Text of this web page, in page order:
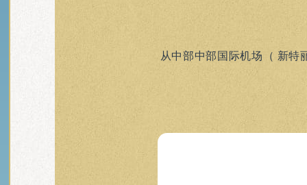
从中部中部国际机场（ 新特